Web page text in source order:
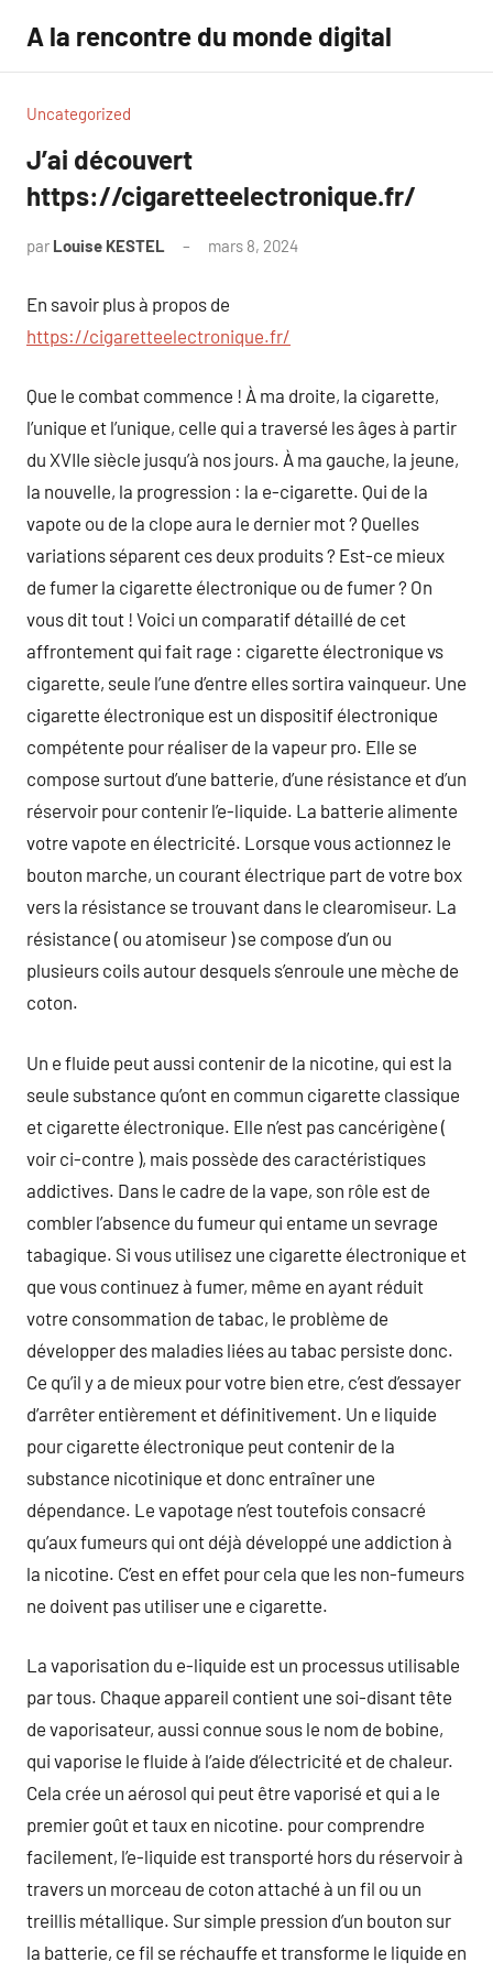
contenu
A la rencontre du monde digital
Uncategorized
J’ai découvert
https://cigaretteelectronique.fr/
par Louise KESTEL mars 8, 2024
En savoir plus à propos de
https://cigaretteelectronique.fr/
Que le combat commence ! À ma droite, la cigarette,
l’unique et l’unique, celle qui a traversé les âges à partir
du XVIIe siècle jusqu’à nos jours. À ma gauche, la jeune,
la nouvelle, la progression : la e-cigarette. Qui de la
vapote ou de la clope aura le dernier mot ? Quelles
variations séparent ces deux produits ? Est-ce mieux
de fumer la cigarette électronique ou de fumer ? On
vous dit tout ! Voici un comparatif détaillé de cet
affrontement qui fait rage : cigarette électronique vs
cigarette, seule l’une d’entre elles sortira vainqueur. Une
cigarette électronique est un dispositif électronique
compétente pour réaliser de la vapeur pro. Elle se
compose surtout d’une batterie, d’une résistance et d’un
réservoir pour contenir l’e-liquide. La batterie alimente
votre vapote en électricité. Lorsque vous actionnez le
bouton marche, un courant électrique part de votre box
vers la résistance se trouvant dans le clearomiseur. La
résistance ( ou atomiseur ) se compose d’un ou
plusieurs coils autour desquels s’enroule une mèche de
coton.
Un e fluide peut aussi contenir de la nicotine, qui est la
seule substance qu’ont en commun cigarette classique
et cigarette électronique. Elle n’est pas cancérigène (
voir ci-contre ), mais possède des caractéristiques
addictives. Dans le cadre de la vape, son rôle est de
combler l’absence du fumeur qui entame un sevrage
tabagique. Si vous utilisez une cigarette électronique et
que vous continuez à fumer, même en ayant réduit
votre consommation de tabac, le problème de
développer des maladies liées au tabac persiste donc.
Ce qu’il y a de mieux pour votre bien etre, c’est d’essayer
d’arrêter entièrement et définitivement. Un e liquide
pour cigarette électronique peut contenir de la
substance nicotinique et donc entraîner une
dépendance. Le vapotage n’est toutefois consacré
qu’aux fumeurs qui ont déjà développé une addiction à
la nicotine. C’est en effet pour cela que les non-fumeurs
ne doivent pas utiliser une e cigarette.
La vaporisation du e-liquide est un processus utilisable
par tous. Chaque appareil contient une soi-disant tête
de vaporisateur, aussi connue sous le nom de bobine,
qui vaporise le fluide à l’aide d’électricité et de chaleur.
Cela crée un aérosol qui peut être vaporisé et qui a le
premier goût et taux en nicotine. pour comprendre
facilement, l’e-liquide est transporté hors du réservoir à
travers un morceau de coton attaché à un fil ou un
treillis métallique. Sur simple pression d’un bouton sur
la batterie, ce fil se réchauffe et transforme le liquide en